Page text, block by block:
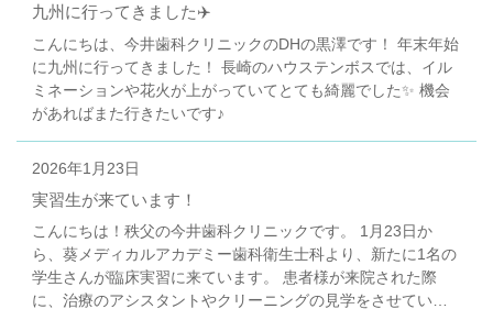
九州に行ってきました✈️
こんにちは、今井歯科クリニックのDHの黒澤です！ 年末年始
に九州に行ってきました！ 長崎のハウステンボスでは、イル
ミネーションや花火が上がっていてとても綺麗でした✨ 機会
があればまた行きたいです♪
2026年1月23日
実習生が来ています！
こんにちは！秩父の今井歯科クリニックです。 1月23日か
ら、葵メディカルアカデミー歯科衛生士科より、新たに1名の
学生さんが臨床実習に来ています。 患者様が来院された際
に、治療のアシスタントやクリーニングの見学をさせてい…